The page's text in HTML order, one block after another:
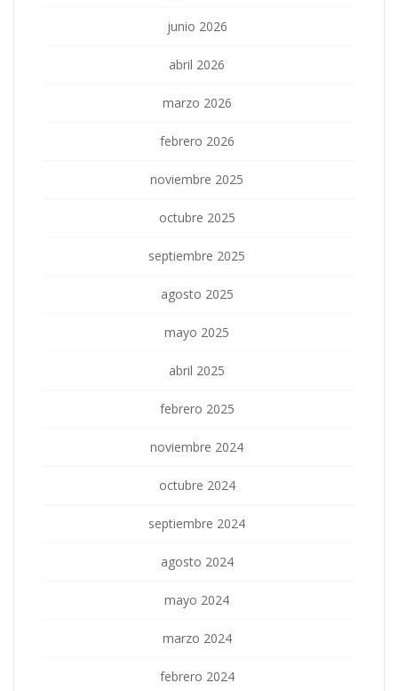
junio 2026
abril 2026
marzo 2026
febrero 2026
noviembre 2025
octubre 2025
septiembre 2025
agosto 2025
mayo 2025
abril 2025
febrero 2025
noviembre 2024
octubre 2024
septiembre 2024
agosto 2024
mayo 2024
marzo 2024
febrero 2024